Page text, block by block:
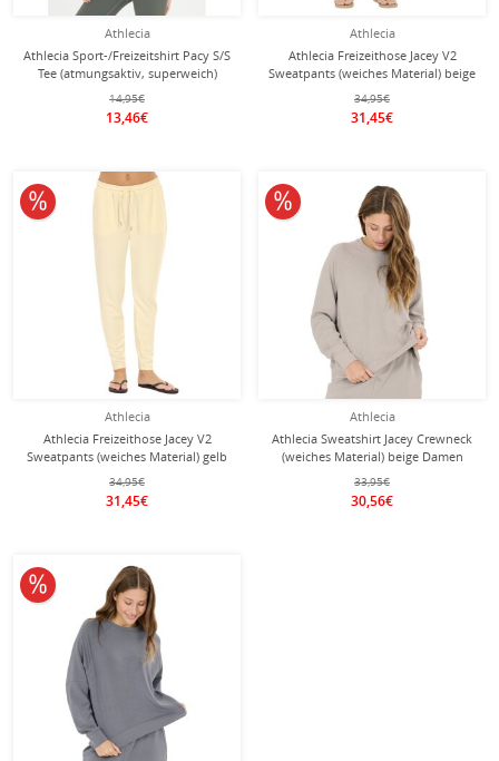
Athlecia
Athlecia Sport-/Freizeitshirt Pacy S/S
Tee (atmungsaktiv, superweich)
cremeweiss Damen
14,95€
13,46€
Athlecia
Athlecia Freizeithose Jacey V2
Sweatpants (weiches Material) beige
Damen
34,95€
31,45€
Athlecia
Athlecia Freizeithose Jacey V2
Sweatpants (weiches Material) gelb
Damen
34,95€
31,45€
10% reduziert
Athlecia
Athlecia Sweatshirt Jacey Crewneck
(weiches Material) beige Damen
33,95€
30,56€
10% reduziert
10% reduziert